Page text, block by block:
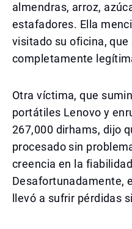
almendras, arroz,
estafadores. Ella
visitado su oficina,
completamente
Otra víctima, que
portátiles Lenovo y
267,000 dirhams, dijo
procesado sin
creencia en la
Desafortunadamente,
llevó a sufrir pérdidas